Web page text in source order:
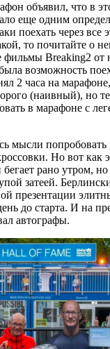
объявил, что в
еще одним
поехать через все
то почитайте о
Breaking2 от
возможность
2 часа на
(наивный), но
в марафоне с
мысли попробовать
Но вот как
рано утром, но
затеей.
презентации
до старта. И на
автографы.